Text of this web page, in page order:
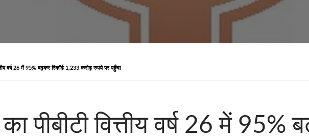
वर्ष 26 में 95% बढ़कर रिकॉर्ड 1,233 करोड़ रुपये पर पहुँचा
पीबीटी वित्तीय वर्ष 26 में 95%